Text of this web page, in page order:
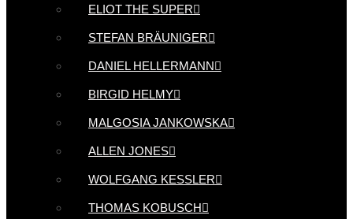
ELIOT THE SUPER
STEFAN BRÄUNIGER
DANIEL HELLERMANN
BIRGID HELMY
MALGOSIA JANKOWSKA
ALLEN JONES
WOLFGANG KESSLER
THOMAS KOBUSCH